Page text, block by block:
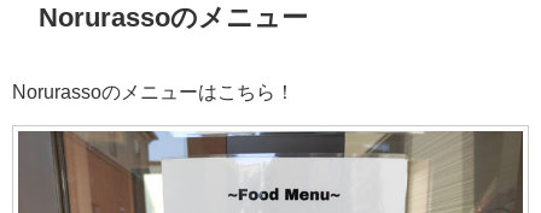
Norurassoのメニュー
Norurassoのメニューはこちら！